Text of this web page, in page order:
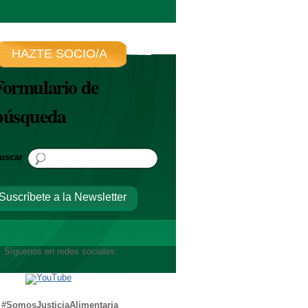
HAZTE SOCIO/A
de
a la Newsletter
en redes sociales:
#SomosJusticiaAlimentaria